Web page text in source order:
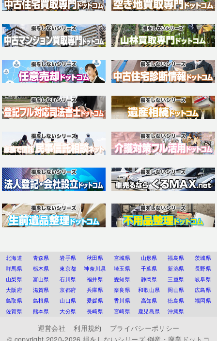
北海道 青森県 岩手県 秋田県 宮城県 山形県 福島県
茨城県
群馬県
栃木県 東京都 神奈川県 埼玉県 千葉県 新潟県
長野県
山梨県
富山県 石川県 福井県 愛知県 静岡県 三重県
岐阜県
大阪府
滋賀県 京都府 兵庫県 奈良県 和歌山県 岡山県
広島県
鳥取県
島根県 山口県 愛媛県 香川県 高知県 徳島県
福岡県
佐賀県
熊本県 大分県 長崎県 宮崎県 鹿児島県 沖縄県
運営会社 利用規約
プライバシーポリシー
© copyright 2020-2026 損をしないシリーズ 倒産・廃業ドットコ